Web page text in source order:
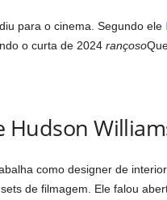
para o cinema. Segundo ele
o curta de 2024 rançoso
Hudson
como designer de
de filmagem. Ele falou